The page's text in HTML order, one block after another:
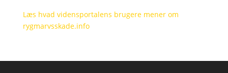
Læs hvad vidensportalens brugere mener om
rygmarvsskade.info